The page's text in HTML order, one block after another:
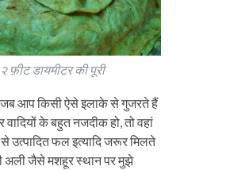
२ फ़ीट डायमीटर की पूरी
जब आप किसी ऐसे इलाके से गुजरते हैं
के बहुत नजदीक हो, तो वहां
उत्पादित फल इत्यादि जरूर मिलते
अली जैसे मशहूर स्थान पर मुझे